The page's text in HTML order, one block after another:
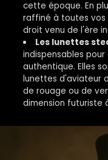
cette époque. En
raffiné à toutes vos
droit venu de l'ère
Les lunettes
indispensables
authentique. Elles
lunettes d'aviateur
de rouage ou de
dimension futuriste